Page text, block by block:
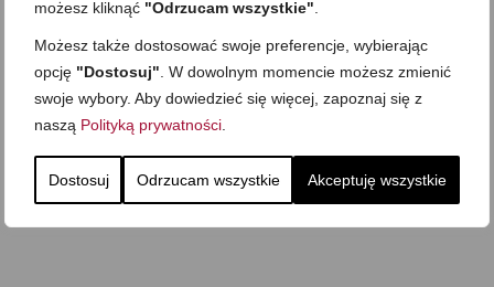
możesz kliknąć "Odrzucam wszystkie"
Możesz także dostosować swoje preferencje, wybierając
opcję "Dostosuj" . W dowolnym momencie możesz zmienić
swoje wybory. Aby dowiedzieć się więcej, zapoznaj się z
naszą Polityką prywatności
Dostosuj Odrzucam wszystkie Akceptuję wszystkie